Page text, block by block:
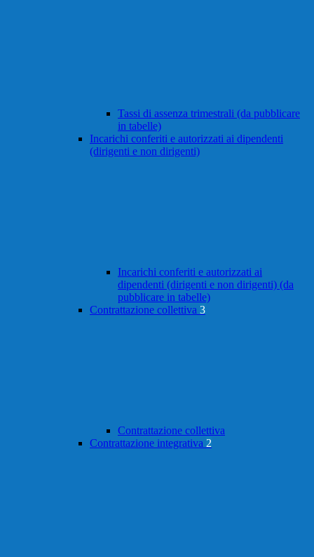
Tassi di assenza trimestrali (da pubblicare
in tabelle)
Incarichi conferiti e autorizzati ai dipendenti
(dirigenti e non dirigenti)
Incarichi conferiti e autorizzati ai
dipendenti (dirigenti e non dirigenti) (da
pubblicare in tabelle)
Contrattazione collettiva 3
Contrattazione collettiva
Contrattazione integrativa 2